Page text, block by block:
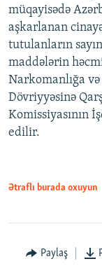
müqayisədə
aşkarlanan
tutulanların
maddələrin
Narkomanlığa
Dövriyyəsinə
Komissiyasının
edilir.
Ətraflı burada oxuyun
Paylaş